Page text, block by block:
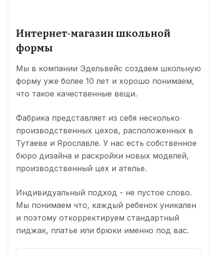
Интернет-магазин школьной
формы
Мы в компании Эдельвейс создаем школьную
форму уже более 10 лет и хорошо понимаем,
что такое качественные вещи.
Фабрика представляет из себя несколько
производственных цехов, расположенных в
Тутаеве и Ярославле. У нас есть собственное
бюро дизайна и раскройки новых моделей,
производственный цех и ателье.
Индивидуальный подход - не пустое слово.
Мы понимаем что, каждый ребенок уникален
и поэтому откорректируем стандартный
пиджак, платье или брюки именно под вас.